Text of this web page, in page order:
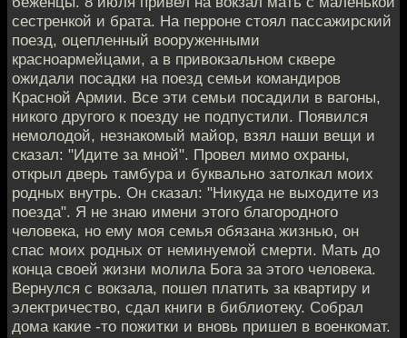
сестренкой и брата. На перроне стоял пассажирский
поезд, оцепленный вооруженными
красноармейцами, а в привокзальном сквере
ожидали посадки на поезд семьи командиров
Красной Армии. Все эти семьи посадили в вагоны,
никого другого к поезду не подпустили. Появился
немолодой, незнакомый майор, взял наши вещи и
сказал: "Идите за мной". Провел мимо охраны,
открыл дверь тамбура и буквально затолкал моих
родных внутрь. Он сказал: "Никуда не выходите из
поезда". Я не знаю имени этого благородного
человека, но ему моя семья обязана жизнью, он
спас моих родных от неминуемой смерти. Мать до
конца своей жизни молила Бога за этого человека.
Вернулся с вокзала, пошел платить за квартиру и
электричество, сдал книги в библиотеку. Собрал
дома какие -то пожитки и вновь пришел в военкомат.